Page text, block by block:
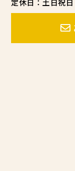
定休日：土日祝日